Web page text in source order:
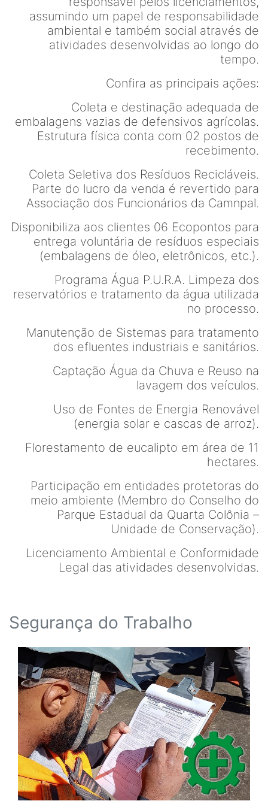
assumindo um papel de responsabilidade
ambiental e também social através de
atividades desenvolvidas ao longo do
tempo.
Confira as principais ações:
Coleta e destinação adequada de
embalagens vazias de defensivos agrícolas.
Estrutura física conta com 02 postos de
recebimento.
Coleta Seletiva dos Resíduos Recicláveis.
Parte do lucro da venda é revertido para
Associação dos Funcionários da Camnpal.
Disponibiliza aos clientes 06 Ecopontos para
entrega voluntária de resíduos especiais
(embalagens de óleo, eletrônicos, etc.).
Programa Água P.U.R.A. Limpeza dos
reservatórios e tratamento da água utilizada
no processo.
Manutenção de Sistemas para tratamento
dos efluentes industriais e sanitários.
Captação Água da Chuva e Reuso na
lavagem dos veículos.
Uso de Fontes de Energia Renovável
(energia solar e cascas de arroz).
Florestamento de eucalipto em área de 11
hectares.
Participação em entidades protetoras do
meio ambiente (Membro do Conselho do
Parque Estadual da Quarta Colônia –
Unidade de Conservação).
Licenciamento Ambiental e Conformidade
Legal das atividades desenvolvidas.
Segurança do Trabalho